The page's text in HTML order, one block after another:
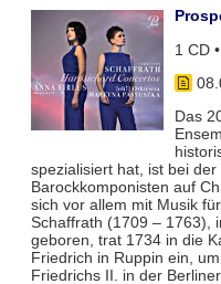
1 CD
Das
spezialisiert hat, ist bei
Barockkomponisten auf
sich vor allem mit Musik
Schaffrath (1709 – 1763),
geboren, trat 1734 in die
Friedrich in Ruppin ein,
Friedrichs II. in der